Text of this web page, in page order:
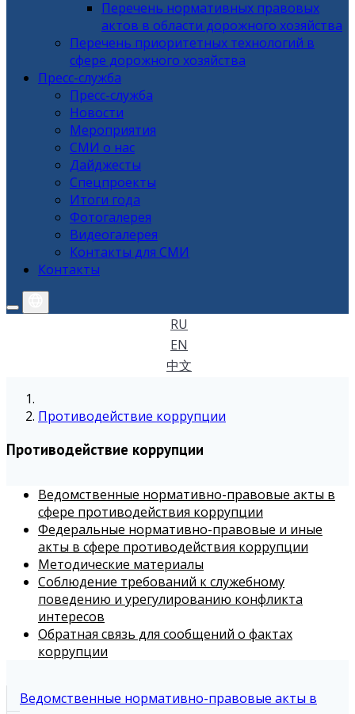
Перечень нормативных правовых
актов в области дорожного хозяйства
Перечень приоритетных технологий в
сфере дорожного хозяйства
Пресс-служба
Пресс-служба
Новости
Мероприятия
СМИ о нас
Дайджесты
Спецпроекты
Итоги года
Фотогалерея
Видеогалерея
Контакты для СМИ
Контакты
RU
EN
中文
Противодействие коррупции
Противодействие коррупции
Ведомственные нормативно-правовые акты в
сфере противодействия коррупции
Федеральные нормативно-правовые и иные
акты в сфере противодействия коррупции
Методические материалы
Соблюдение требований к служебному
поведению и урегулированию конфликта
интересов
Обратная связь для сообщений о фактах
коррупции
Ведомственные нормативно-правовые акты в